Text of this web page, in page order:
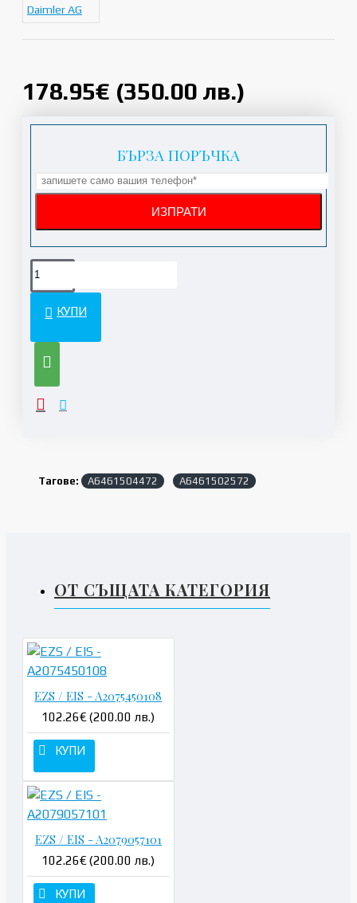
178.95€ (350.00 лв.)
Daimler AG
БЪРЗА ПОРЪЧКА
КУПИ
Тагове: A6461504472 A6461502572
ОТ СЪЩАТА КАТЕГОРИЯ
EZS / EIS - A2075450108
102.26€ (200.00 лв.)
КУПИ
EZS / EIS - A2079057101
102.26€ (200.00 лв.)
КУПИ